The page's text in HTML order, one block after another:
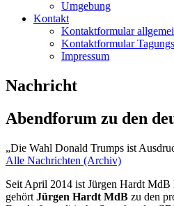
Umgebung
Kontakt
Kontaktformular
Kontaktformular
Impressum
Nachricht
Abendforum zu den
„Die Wahl Donald Trumps ist
Alle Nachrichten (Archiv)
Seit April 2014 ist Jürgen Hardt
gehört Jürgen Hardt MdB zu den